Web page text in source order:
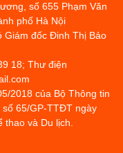
số 655 Phạm Văn
phố Hà Nội
Giám đốc Đinh Thị Bảo
18; Thư điện
2018 của Bộ Thông tin
65/GP-TTĐT ngày
và Du lịch.